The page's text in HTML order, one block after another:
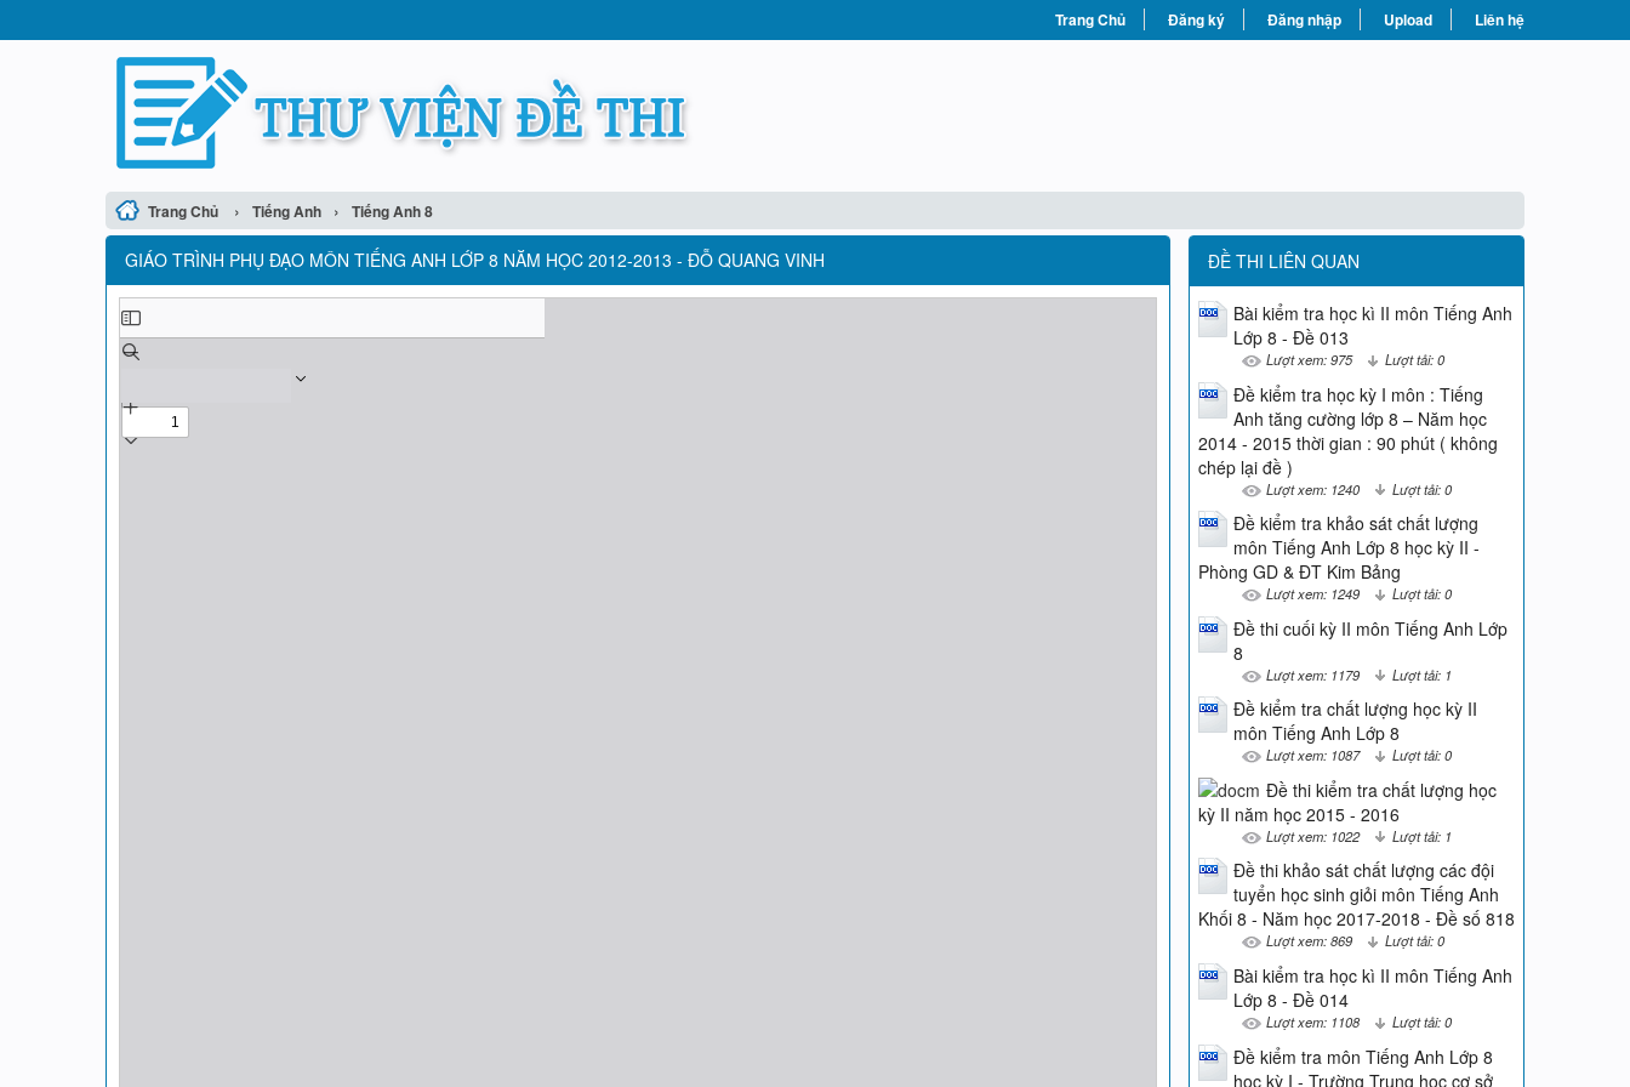
Trang Chủ Đăng ký Đăng nhập Upload Liên hệ
Trang Chủ › Tiếng Anh › Tiếng Anh 8
GIÁO TRÌNH PHỤ ĐẠO MÔN TIẾNG ANH LỚP 8 NĂM HỌC 2012-2013 - ĐỖ QUANG VINH ĐỀ THI LIÊN QUAN
Bài kiểm tra học kì II môn Tiếng Anh
Lớp 8 - Đề 013
Lượt xem: 975 Lượt tải: 0
Đề kiểm tra học kỳ I môn : Tiếng
Anh tăng cường lớp 8 – Năm học
2014 - 2015 thời gian : 90 phút ( không
chép lại đề )
Lượt xem: 1240 Lượt tải: 0
Đề kiểm tra khảo sát chất lượng
môn Tiếng Anh Lớp 8 học kỳ II -
Phòng GD & ĐT Kim Bảng
Lượt xem: 1249 Lượt tải: 0
Đề thi cuối kỳ II môn Tiếng Anh Lớp
8
Lượt xem: 1179 Lượt tải: 1
Đề kiểm tra chất lượng học kỳ II
môn Tiếng Anh Lớp 8
Lượt xem: 1087 Lượt tải: 0
Đề thi kiểm tra chất lượng học
kỳ II năm học 2015 - 2016
Lượt xem: 1022 Lượt tải: 1
Đề thi khảo sát chất lượng các đội
tuyển học sinh giỏi môn Tiếng Anh
Khối 8 - Năm học 2017-2018 - Đề số 818
Lượt xem: 869 Lượt tải: 0
Bài kiểm tra học kì II môn Tiếng Anh
Lớp 8 - Đề 014
Lượt xem: 1108 Lượt tải: 0
Đề kiểm tra môn Tiếng Anh Lớp 8
học kỳ I - Trường Trung học cơ sở